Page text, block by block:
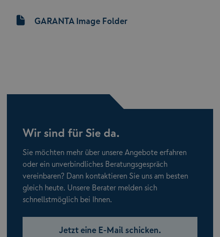
GARANTA Image Folder
Wir sind für Sie da.
Sie möchten mehr über unsere Angebote erfahren
oder ein unverbindliches Beratungsgespräch
vereinbaren? Dann kontaktieren Sie uns am besten
gleich heute. Unsere Berater melden sich
schnellstmöglich bei Ihnen.
Jetzt eine E-Mail schicken.